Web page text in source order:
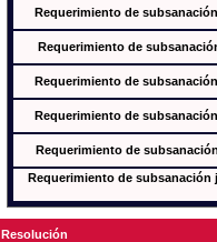
Requerimiento de
Requerimiento de
Requerimiento de
Requerimiento de
Requerimiento de
Requerimiento de
Resolución